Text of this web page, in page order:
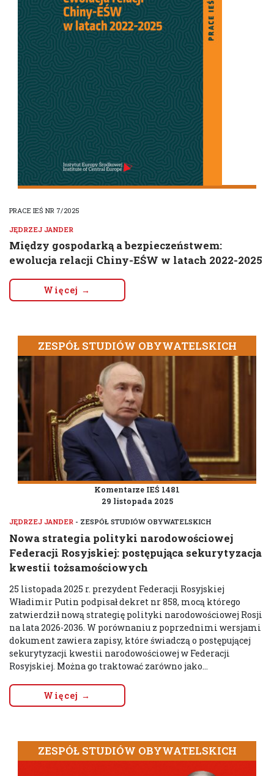
PRACE IEŚ NR 7/2025
JĘDRZEJ JANDER
Między gospodarką a bezpieczeństwem:
ewolucja relacji Chiny-EŚW w latach 2022-2025
Więcej →
ZESPÓŁ STUDIÓW OBYWATELSKICH
Komentarze IEŚ 1481
29 listopada 2025
JĘDRZEJ JANDER - ZESPÓŁ STUDIÓW OBYWATELSKICH
Nowa strategia polityki narodowościowej
Federacji Rosyjskiej: postępująca sekurytyzacja
kwestii tożsamościowych
25 listopada 2025 r. prezydent Federacji Rosyjskiej
Władimir Putin podpisał dekret nr 858, mocą którego
zatwierdził nową strategię polityki narodowościowej Rosji
na lata 2026-2036. W porównaniu z poprzednimi wersjami
dokument zawiera zapisy, które świadczą o postępującej
sekurytyzacji kwestii narodowościowej w Federacji
Rosyjskiej. Można go traktować zarówno jako...
Więcej →
ZESPÓŁ STUDIÓW OBYWATELSKICH